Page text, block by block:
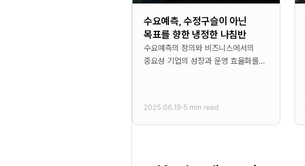
=
z)
P
(
=
x,
P
A
(
P
x,
Y
=
y,
P
z)
수요예측, 수정구슬이 아닌
목표를 향한 냉정한 나침반
수요예측의 정의와 비즈니스에서의
중요성 기업의 성장과 운영 효율화를
수요예측을 미래 판매량을
2025.06.19·5 min read